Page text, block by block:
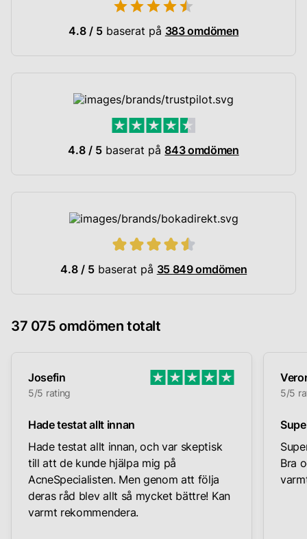
4.8 / 5 baserat på 383 omdömen
4.8 / 5 baserat på 843 omdömen
4.8 / 5 baserat på 35 849 omdömen
37 075 omdömen totalt
Josefin
5/5 rating
Hade testat allt innan
Hade testat allt innan, och var skeptisk
till att de kunde hjälpa mig på
AcneSpecialisten. Men genom att följa
deras råd blev allt så mycket bättre! Kan
varmt rekommendera.
5/5
Bra
varmt